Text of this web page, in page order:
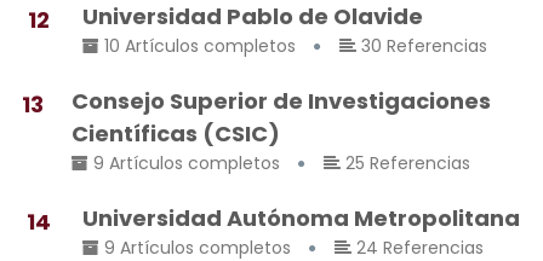
12 Universidad Pablo de Olavide
10 Artículos completos 30 Referencias
13
Consejo Superior de Investigaciones
Científicas (CSIC)
9 Artículos completos 25 Referencias
14 Universidad Autónoma Metropolitana
9 Artículos completos 24 Referencias